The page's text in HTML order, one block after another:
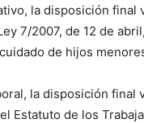
la disposición
7/2007, de 12 de
de hijos
la disposición
Estatuto de los